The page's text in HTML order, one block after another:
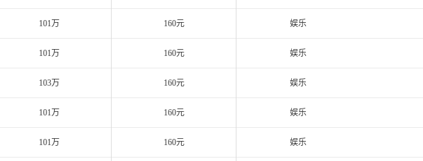
101万 160元 娱乐
101万 160元 娱乐
103万 160元 娱乐
101万 160元 娱乐
101万 160元 娱乐